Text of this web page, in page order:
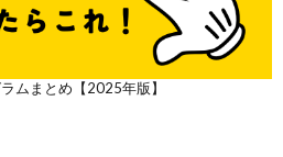
ムまとめ【2025年版】